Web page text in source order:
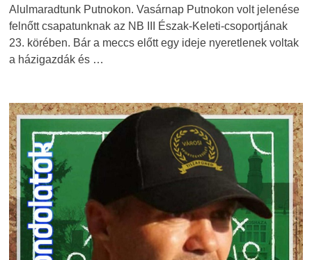
Alulmaradtunk Putnokon. Vasárnap Putnokon volt jelenése
felnőtt csapatunknak az NB III Észak-Keleti-csoportjának
23. körében. Bár a meccs előtt egy ideje nyeretlenek voltak
a házigazdák és …